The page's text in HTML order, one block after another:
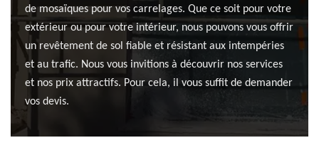
de mosaïques pour vos carrelages. Que ce soit pour votre
extérieur ou pour votre intérieur, nous pouvons vous offrir
un revêtement de sol fiable et résistant aux intempéries
et au trafic. Nous vous invitions à découvrir nos services
et nos prix attractifs. Pour cela, il vous suffit de demander
vos devis.